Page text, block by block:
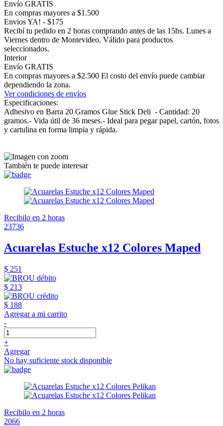
Envío GRATIS
En compras mayores a $1.500
Envios YA! - $175
Recibí tu pedido en 2 horas comprando antes de las 15hs. Lunes a
Viernes dentro de Montevideo. Válido para productos
seleccionados.
Interior
Envío GRATIS
En compras mayores a $2.500 El costo del envío puede cambiar
dependiendo la zona.
Ver condiciones de envíos
Especificaciones:
Adhesivo en Barra 20 Gramos Glue Stick Deli - Cantidad: 20
gramos.- Vida útil de 36 meses.- Ideal para pegar papel, cartón, fotos
y cartulina en forma limpia y rápida.
También te puede interesar
Recibilo en 2 horas
23736
Acuarelas Estuche x12 Colores Maped
$ 251
$ 213
$ 188
Agregar a mi carrito
-
+
Agregar
No hay suficiente stock disponible
Recibilo en 2 horas
2066